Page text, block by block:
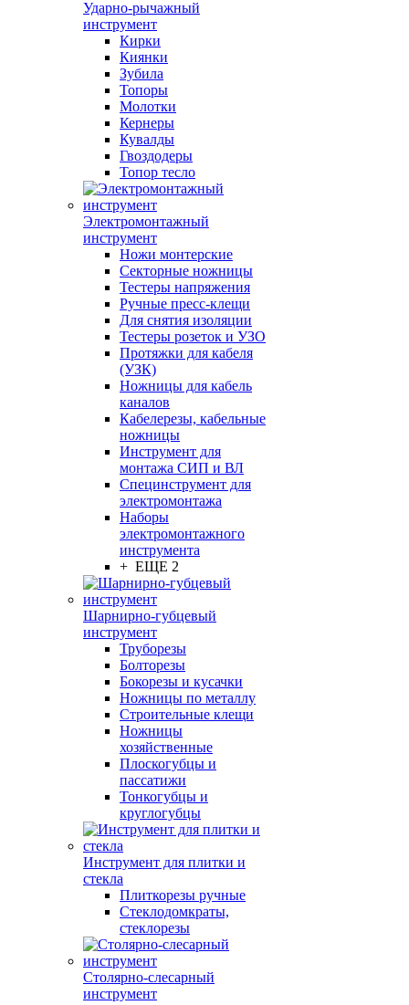
Ударно-рычажный
инструмент
Кирки
Киянки
Зубила
Топоры
Молотки
Кернеры
Кувалды
Гвоздодеры
Топор тесло
Электромонтажный
инструмент
Ножи монтерские
Секторные ножницы
Тестеры напряжения
Ручные пресс-клещи
Для снятия изоляции
Тестеры розеток и УЗО
Протяжки для кабеля
(УЗК)
Ножницы для кабель
каналов
Кабелерезы, кабельные
ножницы
Инструмент для
монтажа СИП и ВЛ
Специнструмент для
электромонтажа
Наборы
электромонтажного
инструмента
+ ЕЩЕ 2
Шарнирно-губцевый
инструмент
Труборезы
Болторезы
Бокорезы и кусачки
Ножницы по металлу
Строительные клещи
Ножницы
хозяйственные
Плоскогубцы и
пассатижи
Тонкогубцы и
круглогубцы
Инструмент для плитки и
стекла
Плиткорезы ручные
Стеклодомкраты,
стеклорезы
Столярно-слесарный
инструмент